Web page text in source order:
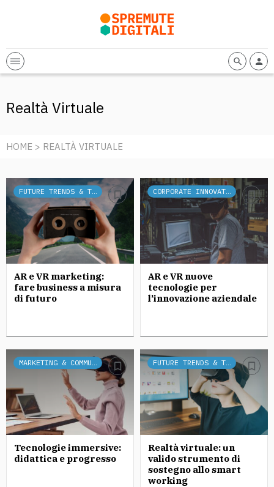
Realtà Virtuale
HOME > REALTÀ VIRTUALE
FUTURE TRENDS & TECH
AR e VR marketing:
fare business a misura
di futuro
CORPORATE INNOVATION
AR e VR nuove
tecnologie per
l’innovazione aziendale
MARKETING & COMMUNICATION
Tecnologie immersive:
didattica e progresso
FUTURE TRENDS & TECH
Realtà virtuale: un
valido strumento di
sostegno allo smart
working